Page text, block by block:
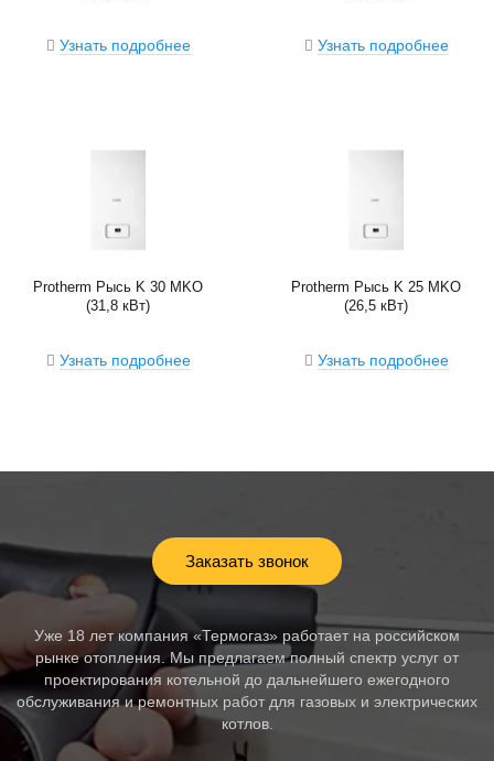
Узнать подробнее Узнать подробнее
Protherm Рысь K 30 MKO
(31,8 кВт)
Узнать подробнее
Protherm Рысь K 25 MKO
(26,5 кВт)
Узнать подробнее
Заказать звонок
Уже 18 лет компания «Термогаз» работает на российском
рынке отопления. Мы предлагаем полный спектр услуг от
проектирования котельной до дальнейшего ежегодного
обслуживания и ремонтных работ для газовых и электрических
котлов.